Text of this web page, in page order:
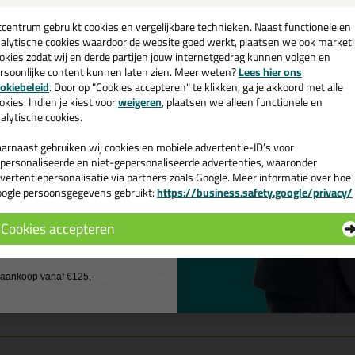
S100 300ml in Sunset
je kit in een specifieke kleur? Gevonden! Deze sanitairkit Ottoseal
is te gebruiken voor verschillende toepassingen. Een
als je een bijpassende kleur zoekt met gegarandeerd een
(NIET MEER BESCHIKBAAR) vandaag nog! Op voorraad en op
je meer weten over de toepassing en kenmerken van dit product?Lees
& tricks voor Ottoseal S100 300ml
volgende blogs wordt dit product gebruikt:
De badkamer kitten? Lees hier hoe!
Welke Otto primer heb ik nodig?
Welke soorten kitten zijn er?
gebruikt cookies en vergelijkbare technieken. Naast functionele en
cookies waardoor de website goed werkt, plaatsen we ook
zodat wij en derde partijen jouw internetgedrag kunnen volgen en
content kunnen laten zien. Meer weten?Lees hier ons
. Door op "Cookies accepteren" te klikken, ga je akkoord met alle
Indien je kiest voorweigeren, plaatsen we alleen functionele en
cookies.
gebruiken wij cookies en mobiele advertentie-ID’s voor
en niet-gepersonaliseerde advertenties, waaronder
via partners zoals Google. Meer informatie over hoe
persoonsgegevens gebruikt:https://business.safety.google/privacy/
Cookies accepteren
💚
en ontvang een
€35,-bij je eerste bestelling!
de actiecode ›
geen cadeau
vanaf €125,-